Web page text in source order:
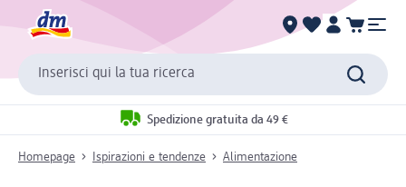
Inserisci qui la tua ricerca
Spedizione gratuita da 49 €
Homepage Ispirazioni e tendenze Alimentazione